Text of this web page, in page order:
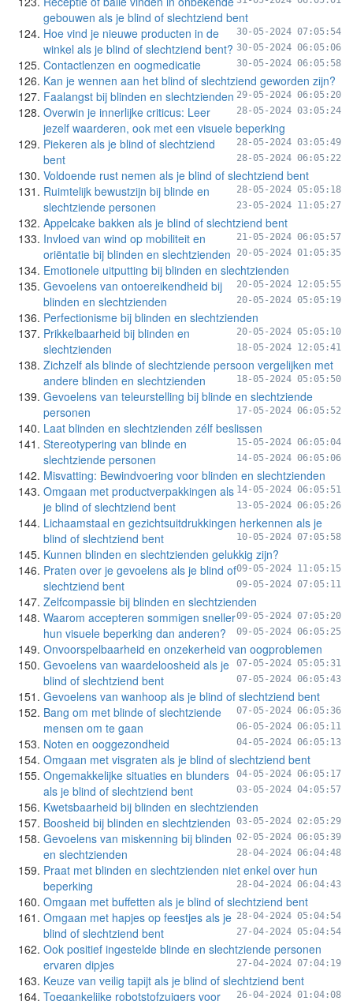
gebouwen als je blind of slechtziend bent
30-05-2024 07:05:54
Hoe vind je nieuwe producten in de
winkel als je blind of slechtziend bent? 30-05-2024 06:05:06
Contactlenzen en oogmedicatie 30-05-2024 06:05:58
Kan je wennen aan het blind of slechtziend geworden zijn?
29-05-2024 06:05:20
Faalangst bij blinden en slechtzienden
28-05-2024 03:05:24
Overwin je innerlijke criticus: Leer
jezelf waarderen, ook met een visuele beperking
28-05-2024 03:05:49
Piekeren als je blind of slechtziend
bent
28-05-2024 06:05:22
Voldoende rust nemen als je blind of slechtziend bent
28-05-2024 05:05:18
Ruimtelijk bewustzijn bij blinde en
slechtziende personen
23-05-2024 11:05:27
Appelcake bakken als je blind of slechtziend bent
21-05-2024 06:05:57
Invloed van wind op mobiliteit en
oriëntatie bij blinden en slechtzienden
20-05-2024 01:05:35
Emotionele uitputting bij blinden en slechtzienden
20-05-2024 12:05:55
Gevoelens van ontoereikendheid bij
blinden en slechtzienden
20-05-2024 05:05:19
Perfectionisme bij blinden en slechtzienden
20-05-2024 05:05:10
Prikkelbaarheid bij blinden en
slechtzienden
18-05-2024 12:05:41
Zichzelf als blinde of slechtziende persoon vergelijken met
andere blinden en slechtzienden
18-05-2024 05:05:50
Gevoelens van teleurstelling bij blinde en slechtziende
personen
17-05-2024 06:05:52
Laat blinden en slechtzienden zélf beslissen
15-05-2024 06:05:04
Stereotypering van blinde en
slechtziende personen
14-05-2024 06:05:06
Misvatting: Bewindvoering voor blinden en slechtzienden
14-05-2024 06:05:51
Omgaan met productverpakkingen als
je blind of slechtziend bent
13-05-2024 06:05:26
Lichaamstaal en gezichtsuitdrukkingen herkennen als je
blind of slechtziend bent
10-05-2024 07:05:58
Kunnen blinden en slechtzienden gelukkig zijn?
09-05-2024 11:05:15
Praten over je gevoelens als je blind of
slechtziend bent
09-05-2024 07:05:11
Zelfcompassie bij blinden en slechtzienden
09-05-2024 07:05:20
Waarom accepteren sommigen sneller
hun visuele beperking dan anderen?
09-05-2024 06:05:25
Onvoorspelbaarheid en onzekerheid van oogproblemen
07-05-2024 05:05:31
Gevoelens van waardeloosheid als je
blind of slechtziend bent
07-05-2024 06:05:43
Gevoelens van wanhoop als je blind of slechtziend bent
07-05-2024 06:05:36
Bang om met blinde of slechtziende
mensen om te gaan
06-05-2024 06:05:11
Noten en ooggezondheid 04-05-2024 06:05:13
Omgaan met visgraten als je blind of slechtziend bent
04-05-2024 06:05:17
Ongemakkelijke situaties en blunders
als je blind of slechtziend bent
03-05-2024 04:05:57
Kwetsbaarheid bij blinden en slechtzienden
03-05-2024 02:05:29
Boosheid bij blinden en slechtzienden
02-05-2024 06:05:39
Gevoelens van miskenning bij blinden
en slechtzienden
28-04-2024 06:04:48
Praat met blinden en slechtzienden niet enkel over hun
beperking
28-04-2024 06:04:43
Omgaan met buffetten als je blind of slechtziend bent
28-04-2024 05:04:54
Omgaan met hapjes op feestjes als je
blind of slechtziend bent
27-04-2024 05:04:54
Ook positief ingestelde blinde en slechtziende personen
ervaren dipjes
27-04-2024 07:04:19
Keuze van veilig tapijt als je blind of slechtziend bent
26-04-2024 01:04:08
Toegankelijke robotstofzuigers voor